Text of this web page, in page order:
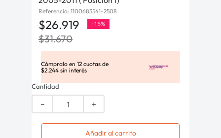
Referencia: 1100683541-2508
$26.919 -15%
$31.670
Cómpralo en 12 cuotas de
$2.244 sin interés
Cantidad
＋
－
Añadir al carrito